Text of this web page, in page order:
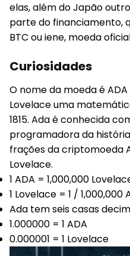
elas, além do Japão
parte do financiamento,
BTC ou iene, moeda
Curiosidades
O nome da moeda é
Lovelace uma
1815. Ada é conhecida
programadora da
frações da criptomoeda
Lovelace.
1 ADA = 1,000,000
1 Lovelace = 1 / 1,000,000
Ada tem seis casas
1.000000 = 1 ADA
0.000001 = 1 Lovelace